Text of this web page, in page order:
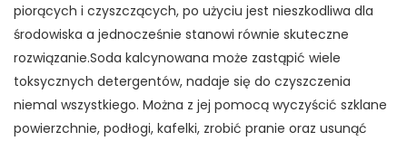
piorących i czyszczących, po użyciu jest nieszkodliwa dla
środowiska a jednocześnie stanowi równie skuteczne
rozwiązanie.Soda kalcynowana może zastąpić wiele
toksycznych detergentów, nadaje się do czyszczenia
niemal wszystkiego. Można z jej pomocą wyczyścić szklane
powierzchnie, podłogi, kafelki, zrobić pranie oraz usunąć